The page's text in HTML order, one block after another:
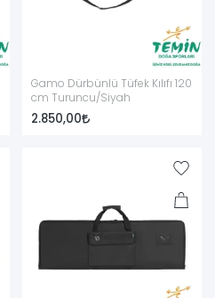
Gamo Dürbünlü Tüfek Kılıfı 120
cm Turuncu/Siyah
2.850,00